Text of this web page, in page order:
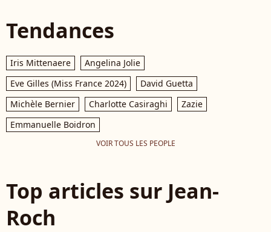
Tendances
Iris Mittenaere
Angelina Jolie
Eve Gilles (Miss France 2024)
David Guetta
Michèle Bernier
Charlotte Casiraghi
Zazie
Emmanuelle Boidron
VOIR TOUS LES PEOPLE
Top articles sur Jean-
Roch